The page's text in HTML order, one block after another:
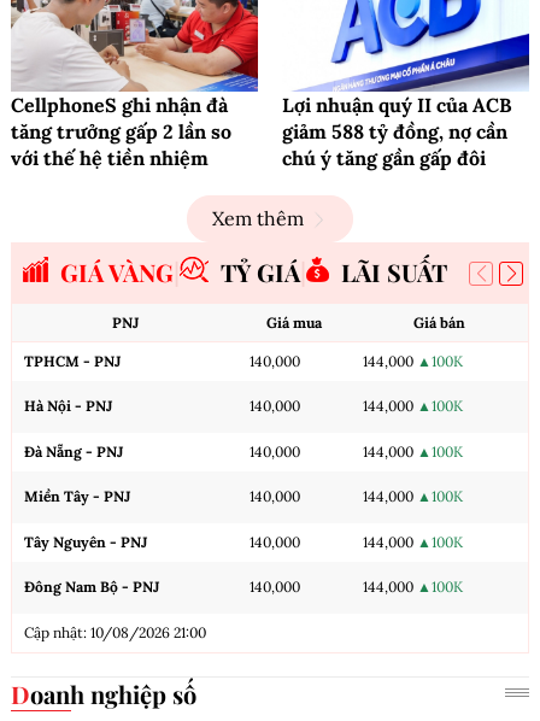
CellphoneS ghi nhận đà
tăng trưởng gấp 2 lần so
với thế hệ tiền nhiệm
Lợi nhuận quý II của ACB
giảm 588 tỷ đồng, nợ cần
chú ý tăng gần gấp đôi
Xem thêm
GIÁ VÀNG TỶ GIÁ LÃI SUẤT
PNJ Giá mua Giá bán
TPHCM - PNJ 140,000 144,000 ▲100K
Hà Nội - PNJ 140,000 144,000 ▲100K
Đà Nẵng - PNJ 140,000 144,000 ▲100K
Miền Tây - PNJ 140,000 144,000 ▲100K
Tây Nguyên - PNJ 140,000 144,000 ▲100K
Đông Nam Bộ - PNJ 140,000 144,000 ▲100K
Cập nhật: 10/08/2026 21:00
Doanh nghiệp số